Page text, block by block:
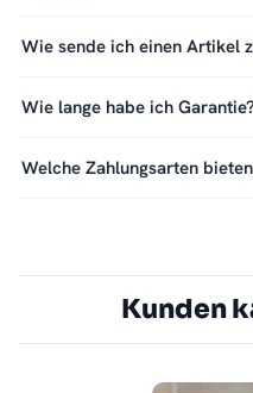
Wie sende ich einen Artikel
Wie lange habe ich Garantie?
Welche Zahlungsarten
Kunden